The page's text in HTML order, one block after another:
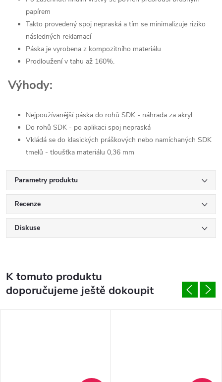
papírem
Takto provedený spoj nepraská a tím se minimalizuje riziko
následných reklamací
Páska je vyrobena z kompozitního materiálu
Prodloužení v tahu až 160%.
Výhody:
Nejpoužívanější páska do rohů SDK - náhrada za akryl
Do rohů SDK - po aplikaci spoj nepraská
Vkládá se do klasických práškových nebo namíchaných SDK
tmelů - tloušťka materiálu 0,36 mm
Parametry produktu
Recenze
Diskuse
K tomuto produktu
doporučujeme ještě dokoupit